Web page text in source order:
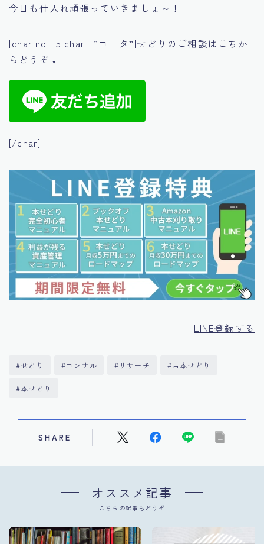
今日も仕入れ頑張っていきましょ～！
[char no=5 char=”コータ”]せどりのご相談はこちか
らどうぞ↓
[/char]
LINE登録する
#せどり #コンサル #リサーチ #古本せどり
#本せどり
SHARE
オススメ記事
こちらの記事もどうぞ